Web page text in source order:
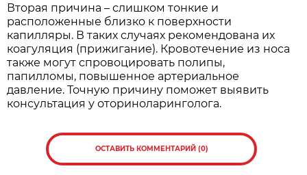
Вторая причина – слишком тонкие и
расположенные близко к поверхности
капилляры. В таких случаях рекомендована их
коагуляция (прижигание). Кровотечение из носа
также могут спровоцировать полипы,
папилломы, повышенное артериальное
давление. Точную причину поможет выявить
консультация у оториноларинголога.
ОСТАВИТЬ КОММЕНТАРИЙ (0)